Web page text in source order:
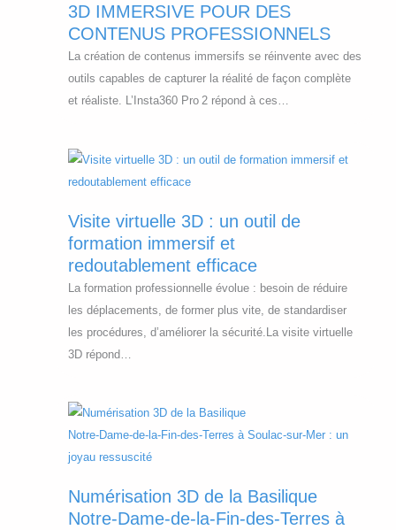
3D IMMERSIVE POUR DES
CONTENUS PROFESSIONNELS
La création de contenus immersifs se réinvente avec des
outils capables de capturer la réalité de façon complète
et réaliste. L’Insta360 Pro 2 répond à ces…
Visite virtuelle 3D : un outil de
formation immersif et
redoutablement efficace
La formation professionnelle évolue : besoin de réduire
les déplacements, de former plus vite, de standardiser
les procédures, d’améliorer la sécurité.La visite virtuelle
3D répond…
Numérisation 3D de la Basilique
Notre‑Dame‑de‑la‑Fin‑des‑Terres à